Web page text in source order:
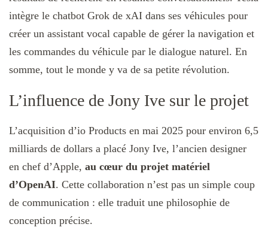
intègre le chatbot Grok de xAI dans ses véhicules pour
créer un assistant vocal capable de gérer la navigation et
les commandes du véhicule par le dialogue naturel. En
somme, tout le monde y va de sa petite révolution.
L’influence de Jony Ive sur le projet
L’acquisition d’io Products en mai 2025 pour environ 6,5
milliards de dollars a placé Jony Ive, l’ancien designer
en chef d’Apple, au cœur du projet matériel
d’OpenAI. Cette collaboration n’est pas un simple coup
de communication : elle traduit une philosophie de
conception précise.